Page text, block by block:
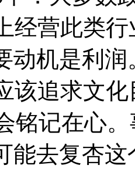
经营此类
动机是利
该追求文
铭记在心
去复杏这